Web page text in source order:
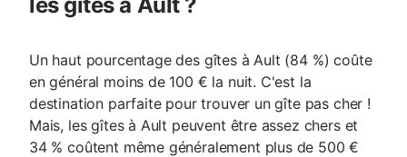
Un haut pourcentage des gîtes à Ault (84 %) coûte
en général moins de 100 € la nuit. C'est la
destination parfaite pour trouver un gîte pas cher !
Mais, les gîtes à Ault peuvent être assez chers et
34 % coûtent même généralement plus de 500 €